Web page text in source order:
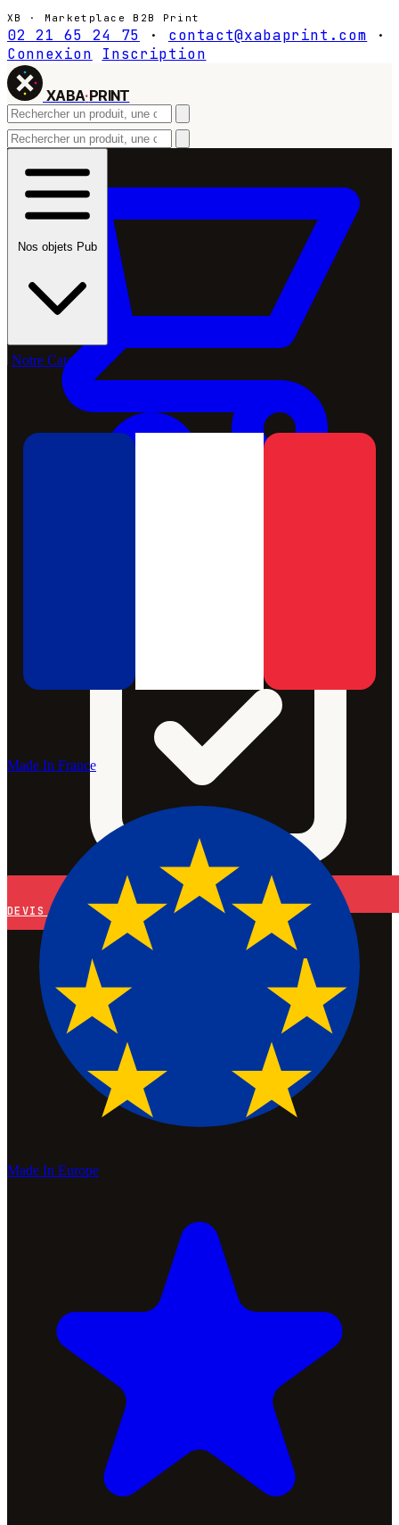
XB · Marketplace B2B Print
02 21 65 24 75 · contact@xabaprint.com
·
Connexion
Inscription
XABA·PRINT
DEVIS
Nos objets Pub
Notre Catalogue
Made In France
Made In Europe